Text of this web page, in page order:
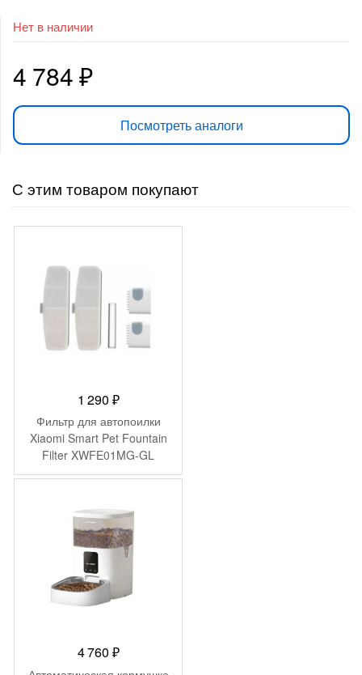
Нет в наличии
4 784₽
Посмотреть аналоги
С этим товаром покупают
1 290 ₽
Фильтр для автопоилки
Xiaomi Smart Pet Fountain
Filter XWFE01MG-GL
(BHR6148GL)
4 760 ₽